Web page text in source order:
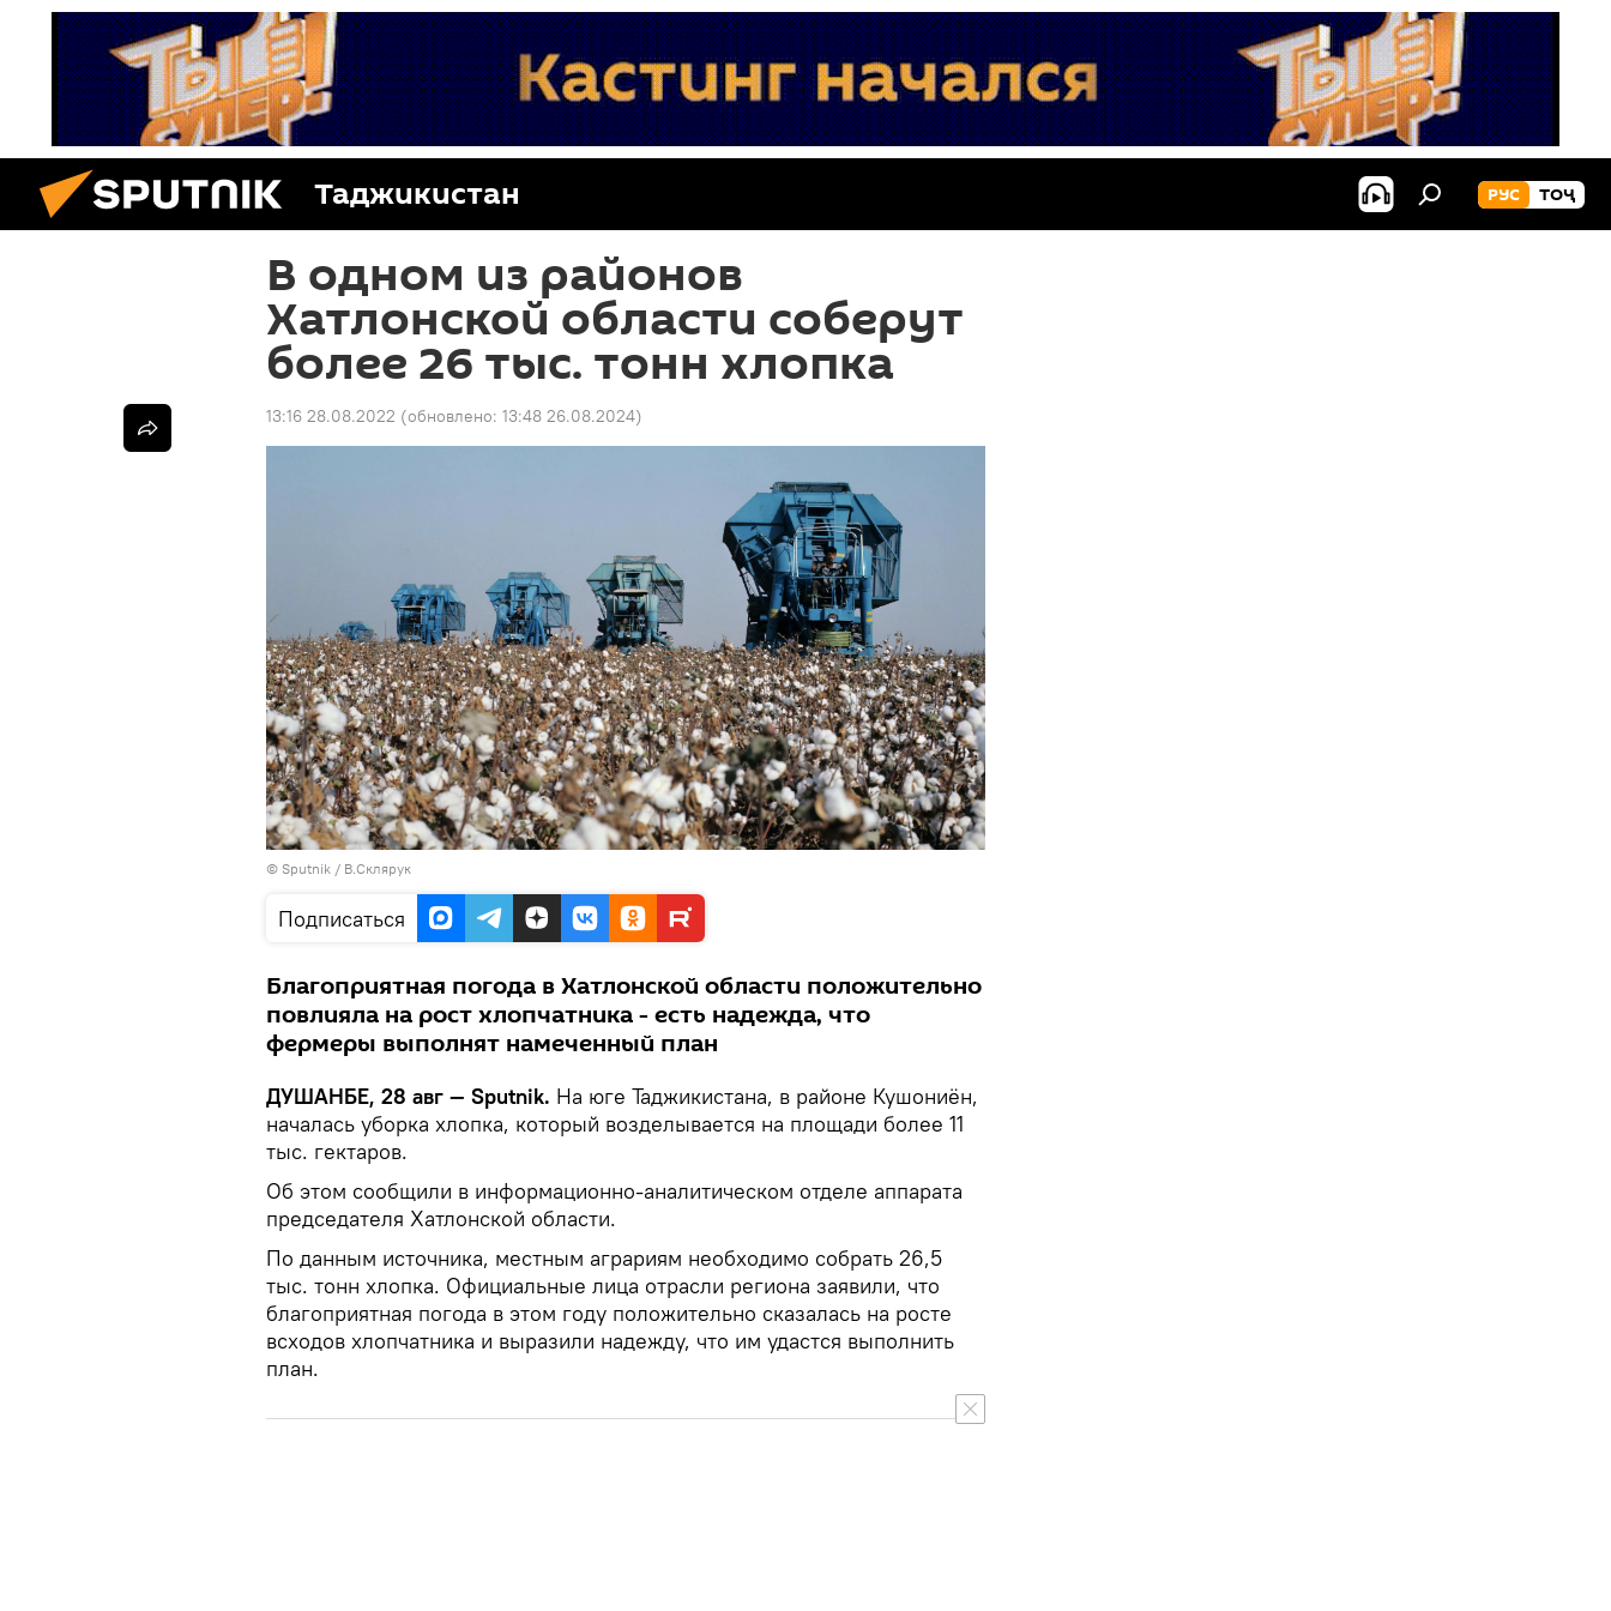
Таджикистан РУС ТОҶ
В одном из районов
Хатлонской области соберут
более 26 тыс. тонн хлопка
13:16 28.08.2022 (обновлено: 13:48 26.08.2024)
© Sputnik / В.Склярук
Подписаться
Благоприятная погода в Хатлонской области положительно
повлияла на рост хлопчатника - есть надежда, что
фермеры выполнят намеченный план
ДУШАНБЕ, 28 авг — Sputnik. На юге Таджикистана, в районе Кушониён,
началась уборка хлопка, который возделывается на площади более 11
тыс. гектаров.
Об этом сообщили в информационно-аналитическом отделе аппарата
председателя Хатлонской области.
По данным источника, местным аграриям необходимо собрать 26,5
тыс. тонн хлопка. Официальные лица отрасли региона заявили, что
благоприятная погода в этом году положительно сказалась на росте
всходов хлопчатника и выразили надежду, что им удастся выполнить
план.